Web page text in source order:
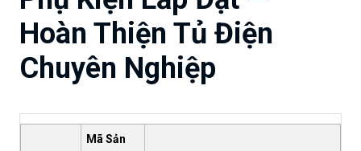
Hoàn Thiện Tủ Điện
Chuyên Nghiệp
Mã Sản